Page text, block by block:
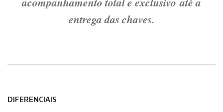
entrega das chaves.
DIFERENCIAIS